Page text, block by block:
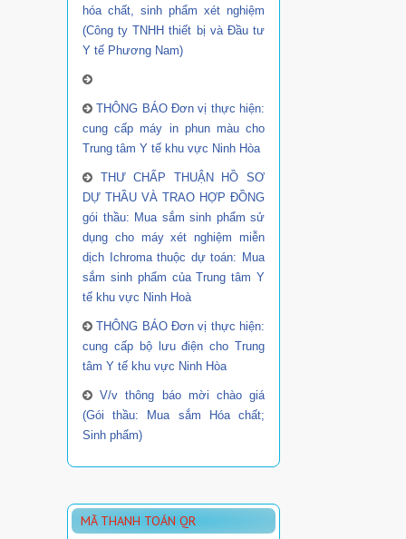
hóa chất, sinh phẩm xét nghiệm
(Công ty TNHH thiết bị và Đầu tư
Y tế Phương Nam)
THÔNG BÁO Đơn vị thực hiện:
cung cấp máy in phun màu cho
Trung tâm Y tế khu vực Ninh Hòa
THƯ CHẤP THUẬN HỒ SƠ
DỰ THẦU VÀ TRAO HỢP ĐỒNG
gói thầu: Mua sắm sinh phẩm sử
dụng cho máy xét nghiệm miễn
dịch Ichroma thuộc dự toán: Mua
sắm sinh phẩm của Trung tâm Y
tế khu vực Ninh Hoà
THÔNG BÁO Đơn vị thực hiện:
cung cấp bộ lưu điện cho Trung
tâm Y tế khu vực Ninh Hòa
V/v thông báo mời chào giá
(Gói thầu: Mua sắm Hóa chất;
Sinh phẩm)
MÃ THANH TOÁN QR